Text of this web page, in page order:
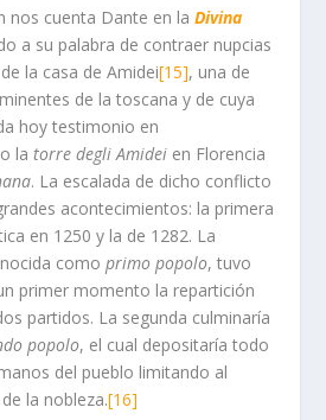
nos cuenta Dante en la Divina
a su palabra de contraer nupcias
la casa de Amidei[15], una de
de la toscana y de cuya
hoy testimonio en
latorre degli Amidei en Florencia
. La escalada de dicho conflicto
acontecimientos: la primera
en 1250 y la de 1282. La
comoprimo popolo, tuvo
primer momento la repartición
partidos. La segunda culminaría
popolo, el cual depositaría todo
del pueblo limitando al
la nobleza.[16]